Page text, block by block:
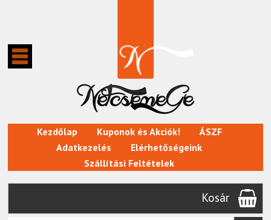
Kezdőlap Kuponok és Akciók!
ÁSZF
Adatkezelés
Elérhetőségeink
Szállítási Feltételek
Kosár